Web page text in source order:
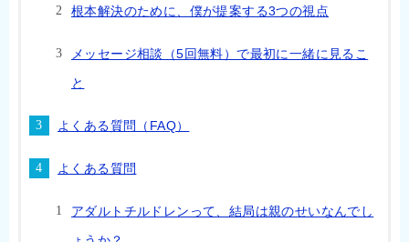
根本解決のために、僕が提案する3つの視点
メッセージ相談（5回無料）で最初に一緒に見るこ
と
よくある質問（FAQ）
よくある質問
アダルトチルドレンって、結局は親のせいなんでし